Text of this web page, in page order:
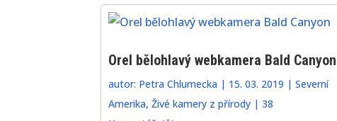
Orel bělohlavý webkamera Bald Canyon
autor: Petra Chlumecka| 15. 03. 2019 | Severní
Amerika, Živé kamery z přírody| 38